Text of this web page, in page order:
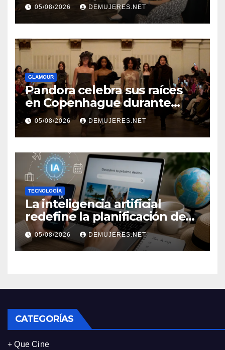
mujeres a construir su
independencia financiera
05/08/2026 DEMUJERES.NET
GLAMOUR
Pandora celebra sus raíces
en Copenhague durante
Copenhagen Fashion Week a
través de alianzas creativas
05/08/2026 DEMUJERES.NET
TECNOLOGÍA
La inteligencia artificial
redefine la planificación de
viajes: Los huéspedes
centran sus decisiones y
expectativas enfocándose en
05/08/2026 DEMUJERES.NET
CATEGORÍAS
+ Que Cine